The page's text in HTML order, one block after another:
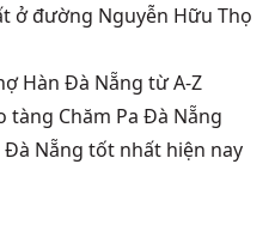
ở đường Nguyễn Hữu Thọ
Hàn Đà Nẵng từ A-Z
Chăm Pa Đà Nẵng
Đà Nẵng tốt nhất hiện nay